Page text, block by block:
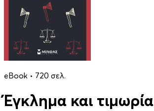
eBook • 720 σελ.
Έγκλημα και τιμωρία